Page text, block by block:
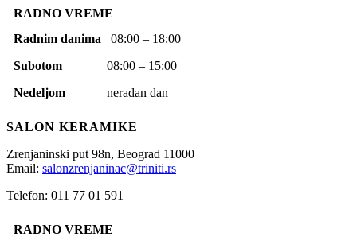
RADNO VREME
Radnim danima 08:00 – 18:00
Subotom 08:00 – 15:00
Nedeljom neradan dan
SALON KERAMIKE
Zrenjaninski put 98n, Beograd 11000
Email: salonzrenjaninac@triniti.rs
Telefon: 011 77 01 591
RADNO VREME